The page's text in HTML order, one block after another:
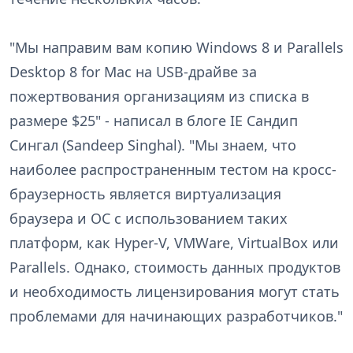
"Мы направим вам копию Windows 8 и Parallels
Desktop 8 for Mac на USB-драйве за
пожертвования организациям из списка в
размере $25" - написал в блоге IE Сандип
Сингал (Sandeep Singhal). "Мы знаем, что
наиболее распространенным тестом на кросс-
браузерность является виртуализация
браузера и ОС с использованием таких
платформ, как Hyper-V, VMWare, VirtualBox или
Parallels. Однако, стоимость данных продуктов
и необходимость лицензирования могут стать
проблемами для начинающих разработчиков."